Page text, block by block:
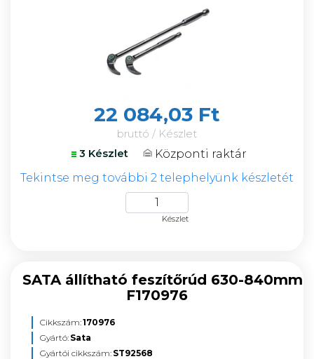
22 084,03 Ft
bruttó / Készlet
3 Készlet
Központi raktár
Tekintse meg további 2 telephelyünk készletét
Készlet
SATA állítható feszítőrúd 630-840mm
F170976
Cikkszám:170976
Gyártó: Sata
Gyártói cikkszám: ST92568